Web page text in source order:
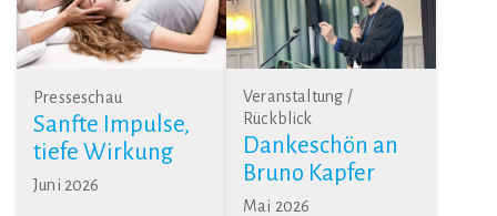
Presseschau
Sanfte Impulse,
tiefe Wirkung
Juni 2026
Veranstaltung /
Rückblick
Dankeschön an
Bruno Kapfer
Mai 2026